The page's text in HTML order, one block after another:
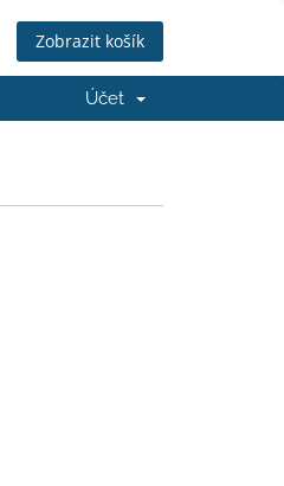
Zobrazit košík
Účet